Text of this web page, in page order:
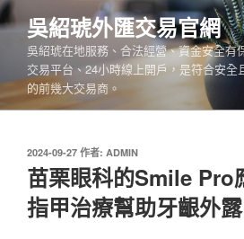
跳
至
內
吳紹琥外匯交易官網
吳紹琥在地服務、合法經營、資金安全有
交易平台、24小時線上開戶，是符合安全
的前幾大交易商。
發
佈
於
2024-09-27 作者: ADMIN
苗栗眼科的Smile Pro
指甲治療幫助牙齦外露